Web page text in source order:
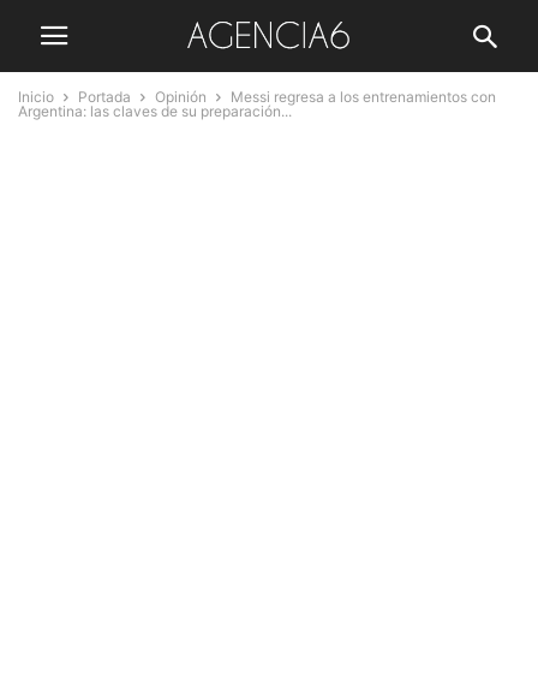
Inicio Portada Opinión
Messi regresa a los entrenamientos con
Argentina: las claves de su preparación...